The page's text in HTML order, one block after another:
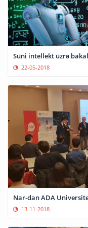
Süni intellekt üzrə
22-05-2018
Nar-dan ADA
13-11-2018